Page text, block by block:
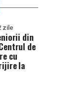
zile
din
de
cu
la